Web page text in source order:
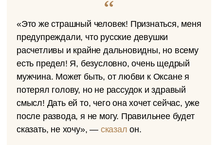
«Это же страшный человек! Признаться, меня
предупреждали, что русские девушки
расчетливы и крайне дальновидны, но всему
есть предел! Я, безусловно, очень щедрый
мужчина. Может быть, от любви к Оксане я
потерял голову, но не рассудок и здравый
смысл! Дать ей то, чего она хочет сейчас, уже
после развода, я не могу. Правильнее будет
сказать, не хочу», — сказал он.